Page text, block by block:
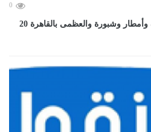
0
الطقس اليوم.. انخفاض بالحرارة وأمطار وشبورة والعظمى بالقاهرة 20